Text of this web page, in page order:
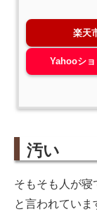
楽天
Yahooシ
汚い
そもそも人が寝
と言われていま